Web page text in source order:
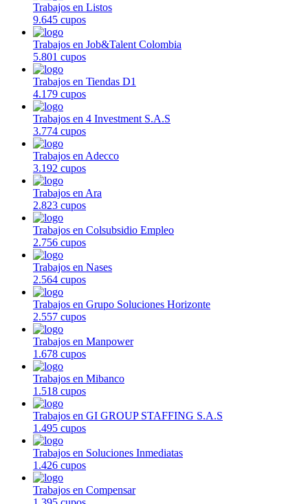
Trabajos en Listos
9.645 cupos
Trabajos en Job&Talent Colombia
5.801 cupos
Trabajos en Tiendas D1
4.179 cupos
Trabajos en 4 Investment S.A.S
3.774 cupos
Trabajos en Adecco
3.192 cupos
Trabajos en Ara
2.823 cupos
Trabajos en Colsubsidio Empleo
2.756 cupos
Trabajos en Nases
2.564 cupos
Trabajos en Grupo Soluciones Horizonte
2.557 cupos
Trabajos en Manpower
1.678 cupos
Trabajos en Mibanco
1.518 cupos
Trabajos en GI GROUP STAFFING S.A.S
1.495 cupos
Trabajos en Soluciones Inmediatas
1.426 cupos
Trabajos en Compensar